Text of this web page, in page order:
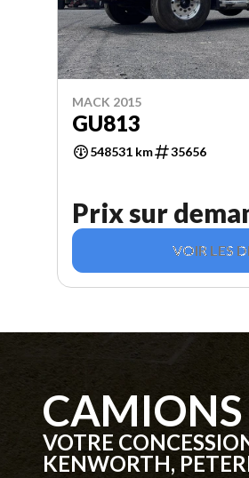
MACK 2015
GU813
548531 km 35656
Prix sur
VOIR LES
VOTRE
KENWORTH,